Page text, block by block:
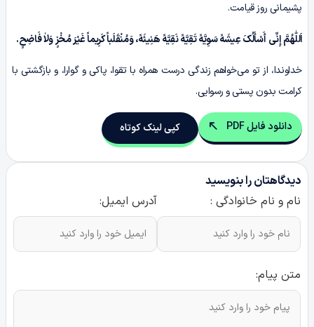
پشیمانی روز قیامت.
اَللّٰهُمَّ إِنِّی أَسْأَلُکَ عِیشَهً سَوِیَّهً تَقِیَّهً نَقِیَّهً هَنِیئَهً، وَمُنْقَلَباً کَرِیماً غَیْرَ مُخْزٍ وَلاٰ فَاضِحٍ.
خداوندا، از تو می‌خواهم زندگی درست همراه با تقوا، پاکی و گوارا، و بازگشتی با
کرامت بدون پستی و رسوایی.
دانلود فایل PDF کپی لینک کوتاه
دیدگاهتان را بنویسید
نام و نام خانوادگی :
آدرس ایمیل:
متن پیام: